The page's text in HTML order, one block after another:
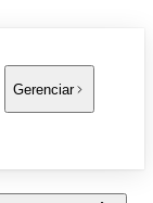
Gerenciar